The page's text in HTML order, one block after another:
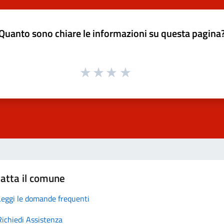
sono chiare le informazioni su questa
il comune
le domande frequenti
Assistenza